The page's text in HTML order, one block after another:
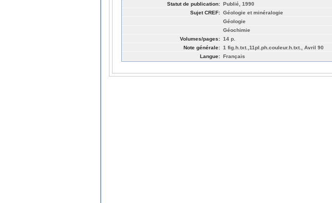
Statut de publication: Publié, 1990
Sujet CREF: Géologie et minéralogie
Géologie
Géochimie
Volumes/pages: 14 p.
Note générale: 1 fig.h.txt.,11pl.ph.couleur.h.txt., Avril 90
Langue: Français